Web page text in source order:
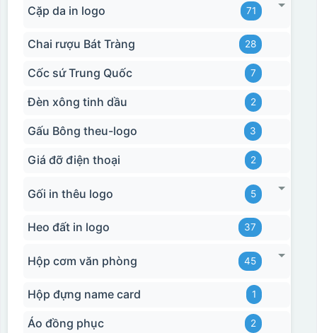
Cặp da in logo 71
Chai rượu Bát Tràng 28
Cốc sứ Trung Quốc 7
Đèn xông tinh dầu 2
Gấu Bông theu-logo 3
Giá đỡ điện thoại 2
Gối in thêu logo 5
Heo đất in logo 37
Hộp cơm văn phòng 45
Hộp đựng name card 1
Áo đồng phục 2